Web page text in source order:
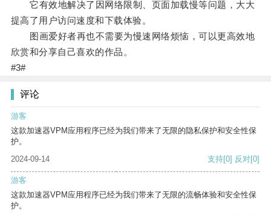
它有效地解决了因网络限制、页面加载慢等问题，大大
提高了用户访问速度和下载体验。
图画爱好者再也不需要为慢速网络烦恼，可以更高效地
欣赏和分享自己喜欢的作品。
#3#
评论
游客
这款加速器VPM应用程序已经为我们带来了无限的隐私保护和安全性保
护。
2024-09-14
支持[0] 反对[0]
游客
这款加速器VPM应用程序已经为我们带来了无限的流畅体验和安全性保
护。